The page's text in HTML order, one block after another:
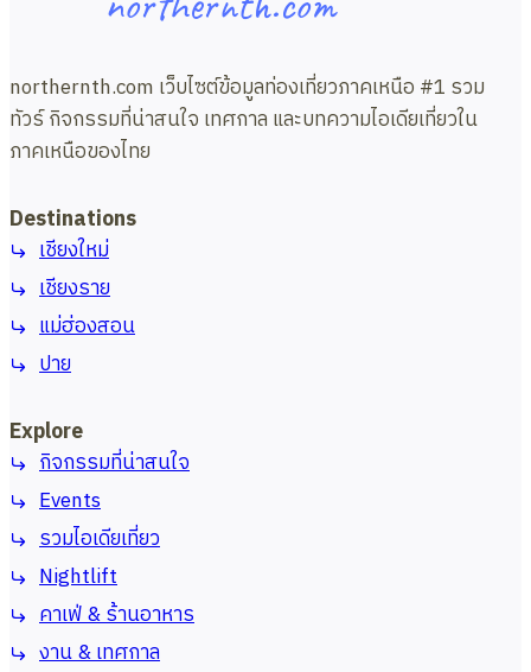
northernth.com เว็บไซต์ข้อมูลท่องเที่ยวภาคเหนือ #1 รวม
ทัวร์ กิจกรรมที่น่าสนใจ เทศกาล และบทความไอเดียเที่ยวใน
ภาคเหนือของไทย
Destinations
เชียงใหม่
เชียงราย
แม่ฮ่องสอน
ปาย
Explore
กิจกรรมที่น่าสนใจ
Events
รวมไอเดียเที่ยว
Nightlift
คาเฟ่ & ร้านอาหาร
งาน & เทศกาล